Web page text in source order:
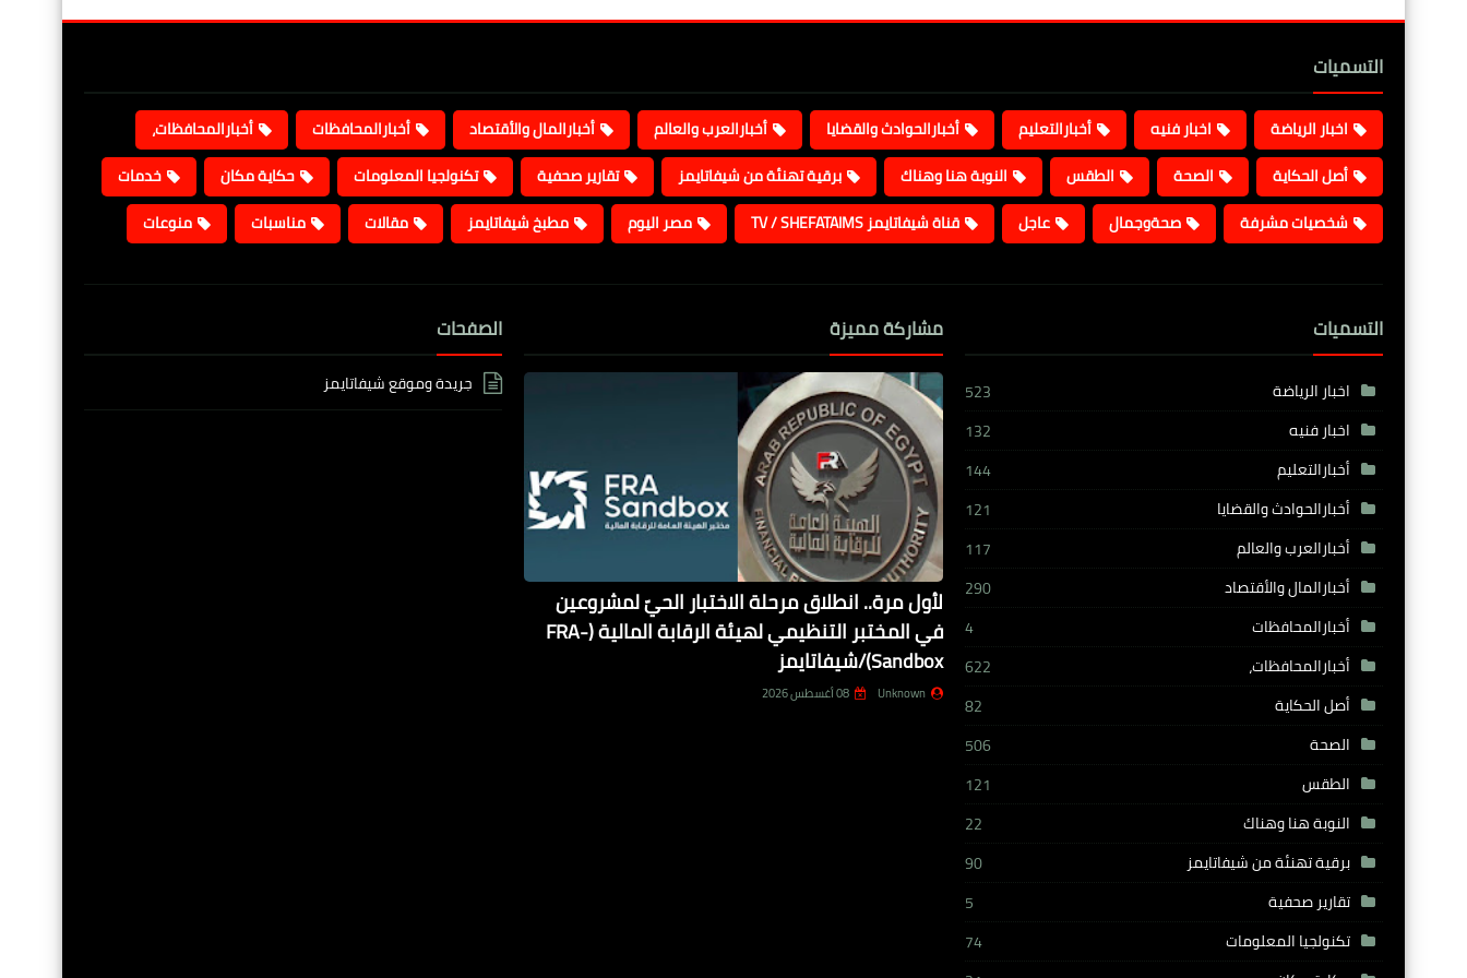
التسميات
اخبار الرياضة اخبار فنيه أخبارالتعليم أخبارالحوادث والقضايا أخبارالعرب والعالم أخبارالمال والأقتصاد أخبارالمحافظات
أخبارالمحافظات،
أصل الحكاية
الصحة الطقس النوبة هنا وهناك برقية تهنئة من شيفاتايمز تقارير صحفية تكنولجيا المعلومات حكاية مكان
خدمات
شخصيات مشرفة
صحةوجمال عاجل قناة شيفاتايمز TV / SHEFATAIMS مصر اليوم مطبخ شيفاتايمز مقالات مناسبات منوعات
التسميات
اخبار الرياضة
523
اخبار فنيه
132
أخبارالتعليم
144
أخبارالحوادث والقضايا
121
أخبارالعرب والعالم
117
أخبارالمال والأقتصاد
290
أخبارالمحافظات
4
أخبارالمحافظات،
622
أصل الحكاية
82
الصحة
506
الطقس
121
النوبة هنا وهناك
22
برقية تهنئة من شيفاتايمز
90
تقارير صحفية
5
تكنولجيا المعلومات
74
مشاركة مميزة
لأول مرة.. انطلاق مرحلة الاختبار الحيّ لمشروعين
في المختبر التنظيمي لهيئة الرقابة المالية (FRA-
Sandbox)/شيفاتايمز
Unknown 08 أغسطس 2026
الصفحات
جريدة وموقع شيفاتايمز